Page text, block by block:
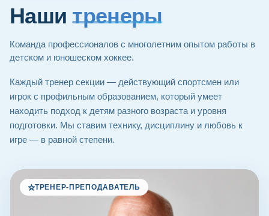
Нашитренеры
Команда профессионалов с многолетним опытом работы в
детском и юношеском хоккее.
Каждый тренер секции — действующий спортсмен или
игрок с профильным образованием, который умеет
находить подход к детям разного возраста и уровня
подготовки. Мы ставим технику, дисциплину и любовь к
игре — в равной степени.
ТРЕНЕР-ПРЕПОДАВАТЕЛЬ